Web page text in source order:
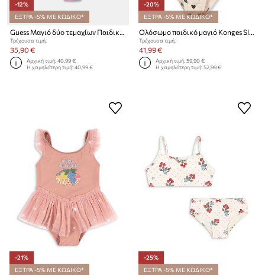
-12%
ΕΞΤΡΑ -5% ΜΕ ΚΩΔΙΚΟ*
Guess Μαγιό δύο τεμαχίων Παιδικά
Τρέχουσα τιμή:
35,90 €
Αρχική τιμή:40,99 €
Η χαμηλότερη τιμή:40,99 €
-20%
ΕΞΤΡΑ -5% ΜΕ ΚΩΔΙΚΟ*
Ολόσωμο παιδικό μαγιό Konges Sløjd MANON GLITTER SWIMSUIT
Τρέχουσα τιμή:
41,99 €
Αρχική τιμή:59,90 €
Η χαμηλότερη τιμή:52,99 €
-21%
ΕΞΤΡΑ -5% ΜΕ ΚΩΔΙΚΟ*
-25%
ΕΞΤΡΑ -5% ΜΕ ΚΩΔΙΚΟ*